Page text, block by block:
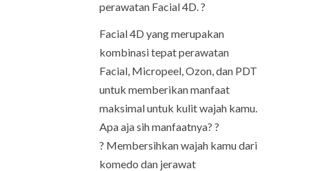
perawatan Facial 4D. ?
Facial 4D yang merupakan
kombinasi tepat perawatan
Facial, Micropeel, Ozon, dan PDT
untuk memberikan manfaat
maksimal untuk kulit wajah kamu.
Apa aja sih manfaatnya? ?
? Membersihkan wajah kamu dari
komedo dan jerawat